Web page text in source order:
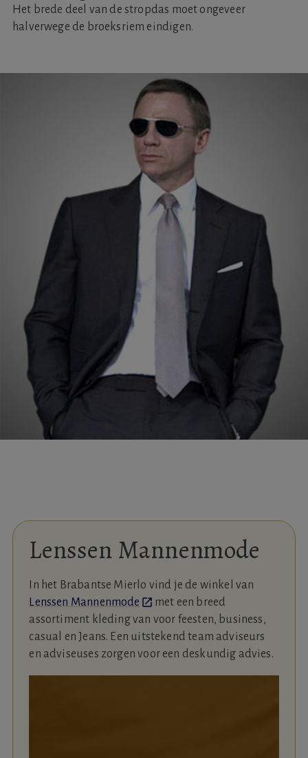
Het brede deel van de stropdas moet ongeveer
halverwege de broeksriem eindigen.
Lenssen Mannenmode
In het Brabantse Mierlo vind je de winkel van
Lenssen Mannenmode
met een breed
assortiment kleding van voor feesten, business,
casual en Jeans. Een uitstekend team adviseurs
en adviseuses zorgen voor een deskundig advies.